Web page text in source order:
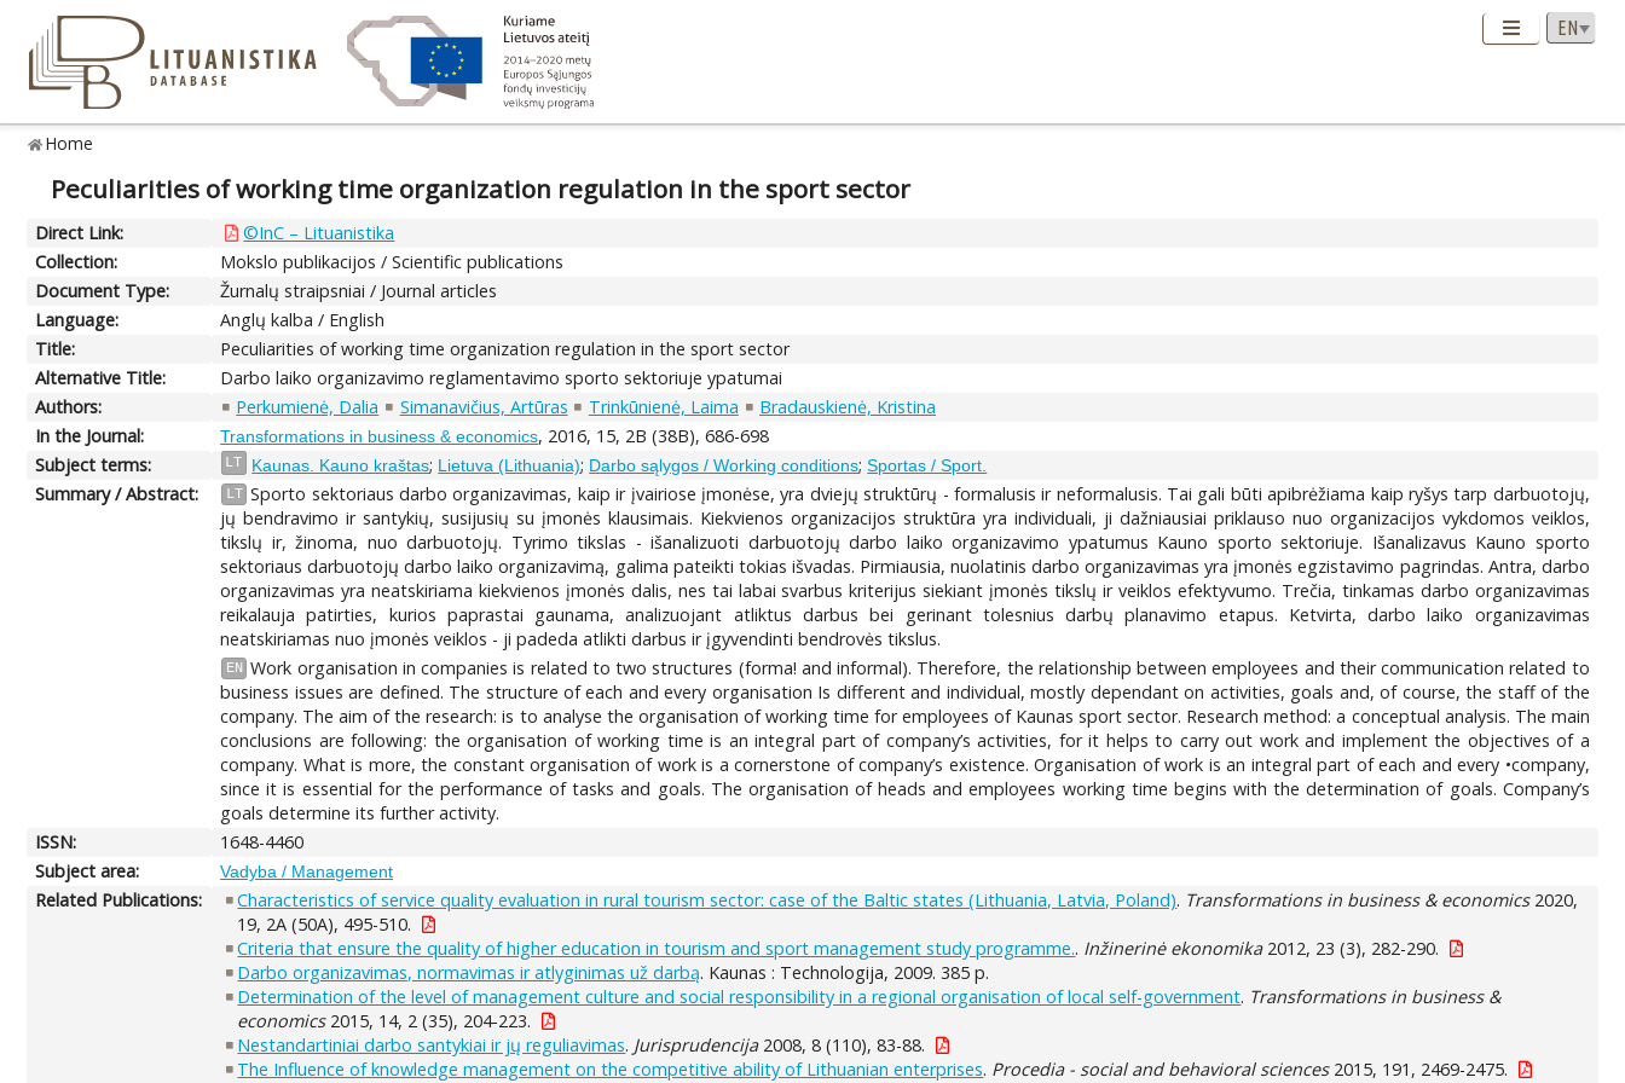
Home
Peculiarities of working time organization regulation in the sport sector
Direct Link:
©InC – Lituanistika
Collection:
Mokslo publikacijos / Scientific publications
Document Type:
Žurnalų straipsniai / Journal articles
Language:
Anglų kalba / English
Title:
Peculiarities of working time organization regulation in the sport sector
Alternative Title:
Darbo laiko organizavimo reglamentavimo sporto sektoriuje ypatumai
Authors:
Perkumienė, Dalia Simanavičius, Artūras Trinkūnienė, Laima
Bradauskienė, Kristina
In the Journal:
Transformations in business & economics, 2016, 15, 2B (38B), 686-698
Subject terms:
LT Kaunas. Kauno kraštas; Lietuva (Lithuania); Darbo sąlygos / Working conditions;Sportas / Sport.
Summary / Abstract: LT Sporto sektoriaus darbo organizavimas, kaip ir įvairiose įmonėse, yra dviejų struktūrų - formalusis ir neformalusis. Tai gali būti apibrėžiama kaip ryšys tarp darbuotojų,
jų bendravimo ir santykių, susijusių su įmonės klausimais. Kiekvienos organizacijos struktūra yra individuali, ji dažniausiai priklauso nuo organizacijos vykdomos veiklos,
tikslų ir, žinoma, nuo darbuotojų. Tyrimo tikslas - išanalizuoti darbuotojų darbo laiko organizavimo ypatumus Kauno sporto sektoriuje. Išanalizavus Kauno sporto
sektoriaus darbuotojų darbo laiko organizavimą, galima pateikti tokias išvadas. Pirmiausia, nuolatinis darbo organizavimas yra įmonės egzistavimo pagrindas. Antra, darbo
organizavimas yra neatskiriama kiekvienos įmonės dalis, nes tai labai svarbus kriterijus siekiant įmonės tikslų ir veiklos efektyvumo. Trečia, tinkamas darbo organizavimas
reikalauja patirties, kurios paprastai gaunama, analizuojant atliktus darbus bei gerinant tolesnius darbų planavimo etapus. Ketvirta, darbo laiko organizavimas
neatskiriamas nuo įmonės veiklos - ji padeda atlikti darbus ir įgyvendinti bendrovės tikslus.
EN Work organisation in companies is related to two structures (forma! and informal). Therefore, the relationship between employees and their communication related to
business issues are defined. The structure of each and every organisation Is different and individual, mostly dependant on activities, goals and, of course, the staff of the
company. The aim of the research: is to analyse the organisation of working time for employees of Kaunas sport sector. Research method: a conceptual analysis. The main
conclusions are following: the organisation of working time is an integral part of company’s activities, for it helps to carry out work and implement the objectives of a
company. What is more, the constant organisation of work is a cornerstone of company’s existence. Organisation of work is an integral part of each and every •company,
since it is essential for the performance of tasks and goals. The organisation of heads and employees working time begins with the determination of goals. Company’s
goals determine its further activity.
ISSN:
1648-4460
Subject area:
Vadyba / Management
Related Publications: Characteristics of service quality evaluation in rural tourism sector: case of the Baltic states (Lithuania, Latvia, Poland). Transformations in business & economics2020,
19, 2A (50A), 495-510.
Criteria that ensure the quality of higher education in tourism and sport management study programme.. Inžinerinė ekonomika2012, 23 (3), 282-290.
Darbo organizavimas, normavimas ir atlyginimas už darbą. Kaunas : Technologija, 2009. 385 p.
Determination of the level of management culture and social responsibility in a regional organisation of local self-government. Transformations in business &
economics2015, 14, 2 (35), 204-223.
Nestandartiniai darbo santykiai ir jų reguliavimas. Jurisprudencija2008, 8 (110), 83-88.
The Influence of knowledge management on the competitive ability of Lithuanian enterprises. Procedia - social and behavioral sciences2015, 191, 2469-2475.